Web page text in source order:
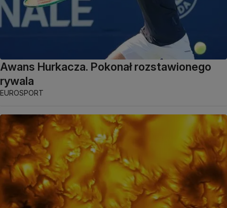
Awans Hurkacza. Pokonał rozstawionego
rywala
EUROSPORT